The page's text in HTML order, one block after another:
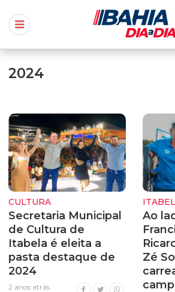
2024
CULTURA
Secretaria Municipal
de Cultura de
Itabela é eleita a
pasta destaque de
2024
2 anos atrás
Ao
Zé